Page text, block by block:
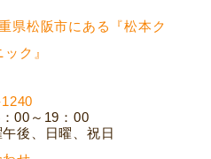
00～19：00
後、日曜、祝日